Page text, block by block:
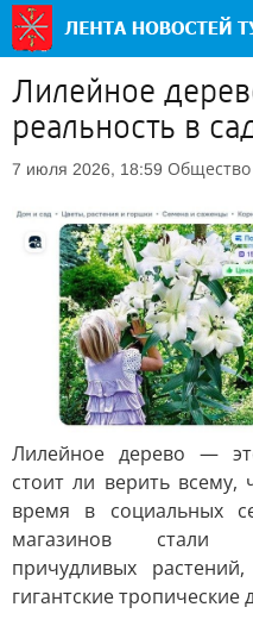
Лилейное
реальность в
7 июля 2026, 18:59 Общество
Лилейное дерево —
стоит ли верить
время в социальных
магазинов стали
причудливых
гигантские тропические